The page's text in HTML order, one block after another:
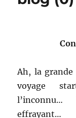
Ah, la
voyage
effrayant…